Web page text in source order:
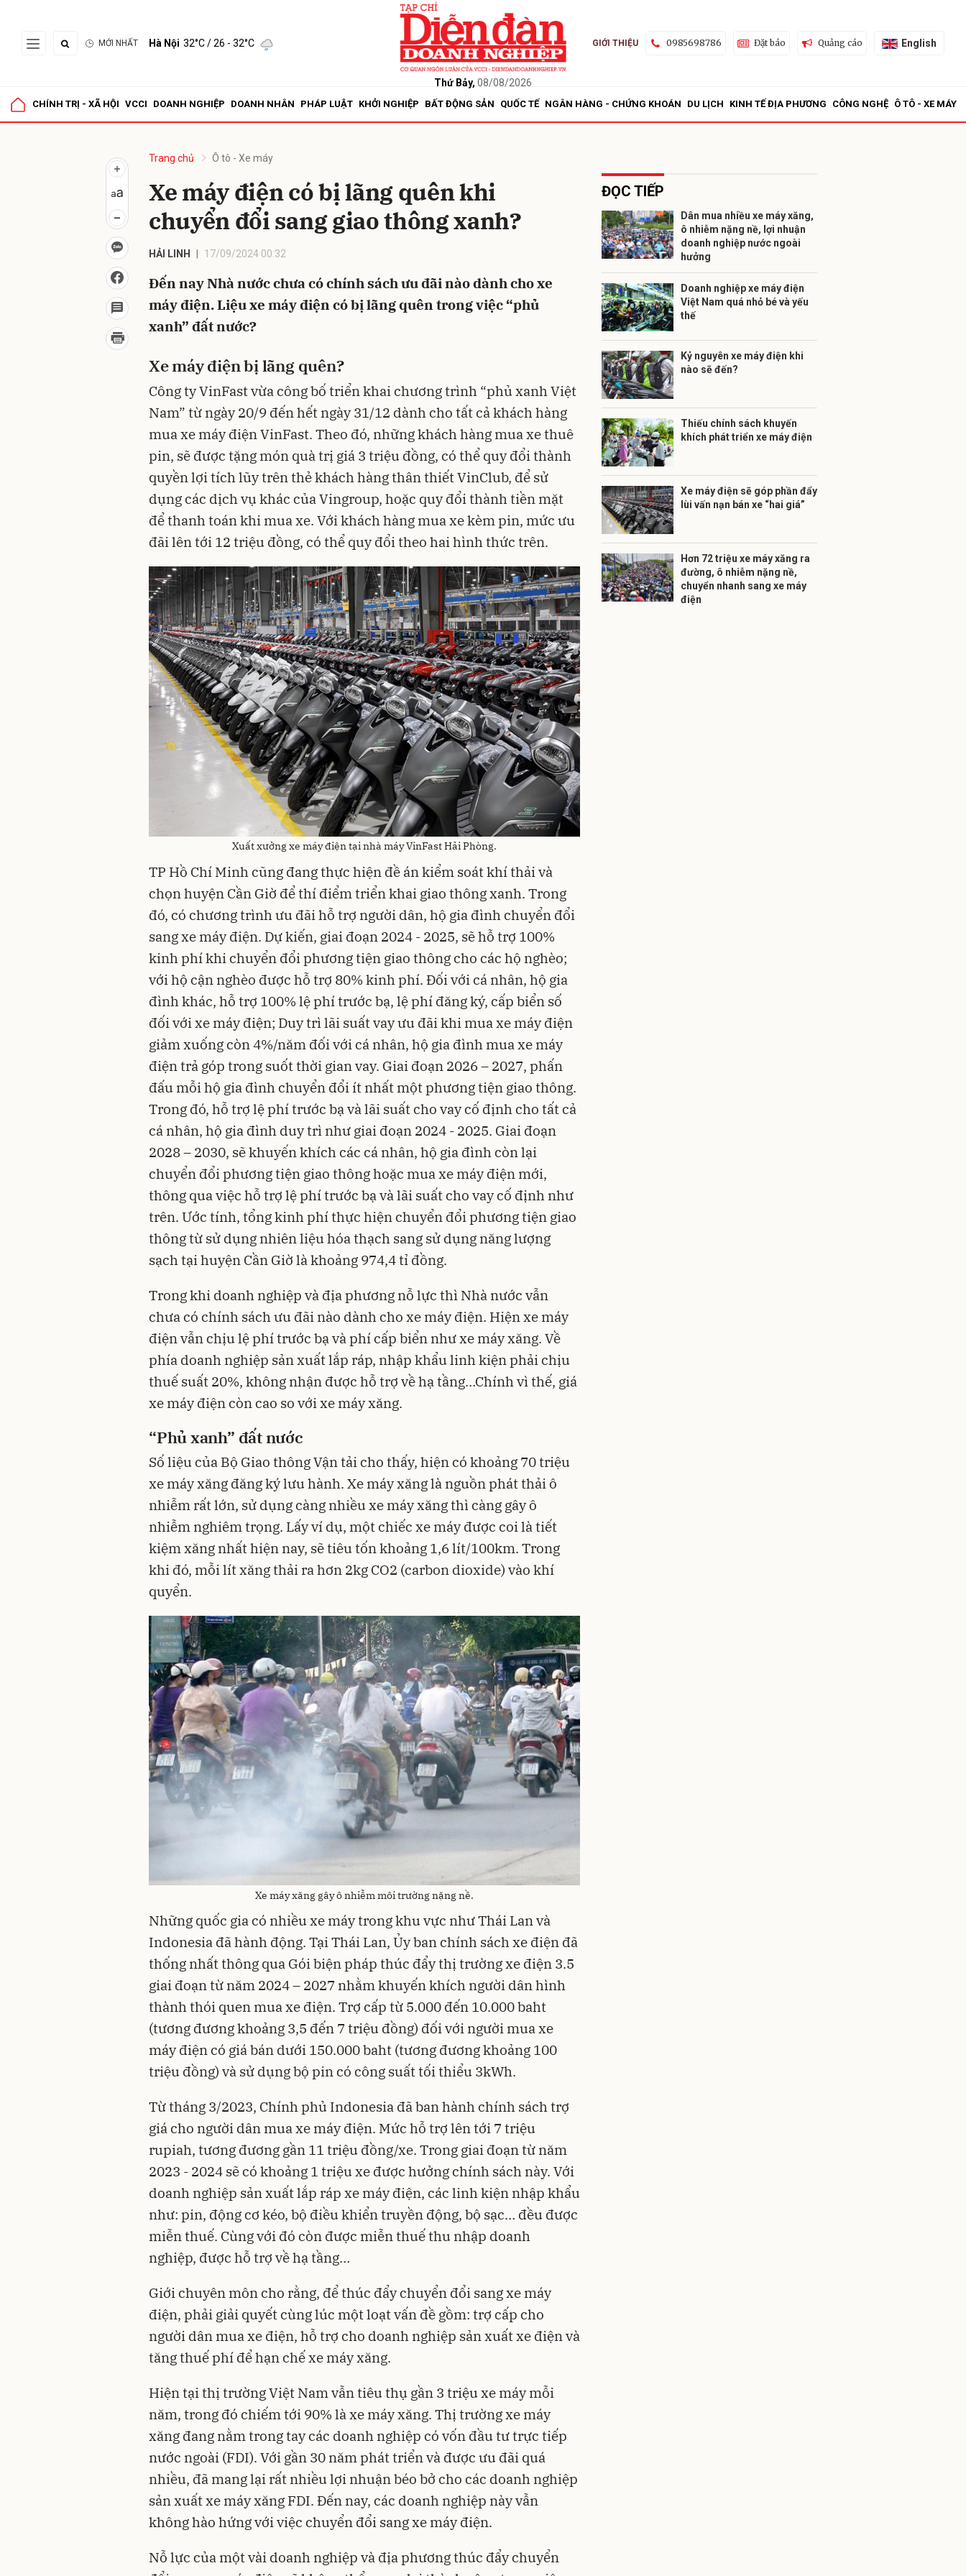
MỚI NHẤT Hà Nội 32°C/ 26 - 32°C
Thứ Bảy, 08/08/2026
GIỚI THIỆU 0985698786 Đặt báo Quảng cáo English
CHÍNH TRỊ - XÃ HỘI VCCI DOANH NGHIỆP DOANH NHÂN PHÁP LUẬT KHỞI NGHIỆP BẤT ĐỘNG SẢN QUỐC TẾ NGÂN HÀNG - CHỨNG KHOÁN DU LỊCH KINH TẾ ĐỊA PHƯƠNG CÔNG NGHỆ Ô TÔ - XE MÁY
Trang chủ Ô tô - Xe máy
Xe máy điện có bị lãng quên khi
chuyển đổi sang giao thông xanh?
HẢI LINH 17/09/2024 00:32
Đến nay Nhà nước chưa có chính sách ưu đãi nào dành cho xe
máy điện. Liệu xe máy điện có bị lãng quên trong việc “phủ
xanh” đất nước?
Xe máy điện bị lãng quên?
Công ty VinFast vừa công bố triển khai chương trình “phủ xanh Việt
Nam” từ ngày 20/9 đến hết ngày 31/12 dành cho tất cả khách hàng
mua xe máy điện VinFast. Theo đó, những khách hàng mua xe thuê
pin, sẽ được tặng món quà trị giá 3 triệu đồng, có thể quy đổi thành
quyền lợi tích lũy trên thẻ khách hàng thân thiết VinClub, để sử
dụng các dịch vụ khác của Vingroup, hoặc quy đổi thành tiền mặt
để thanh toán khi mua xe. Với khách hàng mua xe kèm pin, mức ưu
đãi lên tới 12 triệu đồng, có thể quy đổi theo hai hình thức trên.
Xuất xưởng xe máy điện tại nhà máy VinFast Hải Phòng.
TP Hồ Chí Minh cũng đang thực hiện đề án kiểm soát khí thải và
chọn huyện Cần Giờ để thí điểm triển khai giao thông xanh. Trong
đó, có chương trình ưu đãi hỗ trợ người dân, hộ gia đình chuyển đổi
sang xe máy điện. Dự kiến, giai đoạn 2024 - 2025, sẽ hỗ trợ 100%
kinh phí khi chuyển đổi phương tiện giao thông cho các hộ nghèo;
với hộ cận nghèo được hỗ trợ 80% kinh phí. Đối với cá nhân, hộ gia
đình khác, hỗ trợ 100% lệ phí trước bạ, lệ phí đăng ký, cấp biển số
đối với xe máy điện; Duy trì lãi suất vay ưu đãi khi mua xe máy điện
giảm xuống còn 4%/năm đối với cá nhân, hộ gia đình mua xe máy
điện trả góp trong suốt thời gian vay. Giai đoạn 2026 – 2027, phấn
đấu mỗi hộ gia đình chuyển đổi ít nhất một phương tiện giao thông.
Trong đó, hỗ trợ lệ phí trước bạ và lãi suất cho vay cố định cho tất cả
cá nhân, hộ gia đình duy trì như giai đoạn 2024 - 2025. Giai đoạn
2028 – 2030, sẽ khuyến khích các cá nhân, hộ gia đình còn lại
chuyển đổi phương tiện giao thông hoặc mua xe máy điện mới,
thông qua việc hỗ trợ lệ phí trước bạ và lãi suất cho vay cố định như
trên. Ước tính, tổng kinh phí thực hiện chuyển đổi phương tiện giao
thông từ sử dụng nhiên liệu hóa thạch sang sử dụng năng lượng
sạch tại huyện Cần Giờ là khoảng 974,4 tỉ đồng.
Trong khi doanh nghiệp và địa phương nỗ lực thì Nhà nước vẫn
chưa có chính sách ưu đãi nào dành cho xe máy điện. Hiện xe máy
điện vẫn chịu lệ phí trước bạ và phí cấp biển như xe máy xăng. Về
phía doanh nghiệp sản xuất lắp ráp, nhập khẩu linh kiện phải chịu
thuế suất 20%, không nhận được hỗ trợ về hạ tầng…Chính vì thế, giá
xe máy điện còn cao so với xe máy xăng.
“Phủ xanh” đất nước
Số liệu của Bộ Giao thông Vận tải cho thấy, hiện có khoảng 70 triệu
xe máy xăng đăng ký lưu hành. Xe máy xăng là nguồn phát thải ô
nhiễm rất lớn, sử dụng càng nhiều xe máy xăng thì càng gây ô
nhiễm nghiêm trọng. Lấy ví dụ, một chiếc xe máy được coi là tiết
kiệm xăng nhất hiện nay, sẽ tiêu tốn khoảng 1,6 lít/100km. Trong
khi đó, mỗi lít xăng thải ra hơn 2kg CO2 (carbon dioxide) vào khí
quyển.
Xe máy xăng gây ô nhiễm môi trường nặng nề.
Những quốc gia có nhiều xe máy trong khu vực như Thái Lan và
Indonesia đã hành động. Tại Thái Lan, Ủy ban chính sách xe điện đã
thống nhất thông qua Gói biện pháp thúc đẩy thị trường xe điện 3.5
giai đoạn từ năm 2024 – 2027 nhằm khuyến khích người dân hình
thành thói quen mua xe điện. Trợ cấp từ 5.000 đến 10.000 baht
(tương đương khoảng 3,5 đến 7 triệu đồng) đối với người mua xe
máy điện có giá bán dưới 150.000 baht (tương đương khoảng 100
triệu đồng) và sử dụng bộ pin có công suất tối thiểu 3kWh.
Từ tháng 3/2023, Chính phủ Indonesia đã ban hành chính sách trợ
giá cho người dân mua xe máy điện. Mức hỗ trợ lên tới 7 triệu
rupiah, tương đương gần 11 triệu đồng/xe. Trong giai đoạn từ năm
2023 - 2024 sẽ có khoảng 1 triệu xe được hưởng chính sách này. Với
doanh nghiệp sản xuất lắp ráp xe máy điện, các linh kiện nhập khẩu
như: pin, động cơ kéo, bộ điều khiển truyền động, bộ sạc… đều được
miễn thuế. Cùng với đó còn được miễn thuế thu nhập doanh
nghiệp, được hỗ trợ về hạ tầng…
Giới chuyên môn cho rằng, để thúc đẩy chuyển đổi sang xe máy
điện, phải giải quyết cùng lúc một loạt vấn đề gồm: trợ cấp cho
người dân mua xe điện, hỗ trợ cho doanh nghiệp sản xuất xe điện và
tăng thuế phí để hạn chế xe máy xăng.
Hiện tại thị trường Việt Nam vẫn tiêu thụ gần 3 triệu xe máy mỗi
năm, trong đó chiếm tới 90% là xe máy xăng. Thị trường xe máy
xăng đang nằm trong tay các doanh nghiệp có vốn đầu tư trực tiếp
nước ngoài (FDI). Với gần 30 năm phát triển và được ưu đãi quá
nhiều, đã mang lại rất nhiều lợi nhuận béo bở cho các doanh nghiệp
sản xuất xe máy xăng FDI. Đến nay, các doanh nghiệp này vẫn
không hào hứng với việc chuyển đổi sang xe máy điện.
Nỗ lực của một vài doanh nghiệp và địa phương thúc đẩy chuyển
ĐỌC TIẾP
Dân mua nhiều xe máy xăng,
ô nhiễm nặng nề, lợi nhuận
doanh nghiệp nước ngoài
hưởng
Doanh nghiệp xe máy điện
Việt Nam quá nhỏ bé và yếu
thế
Kỷ nguyên xe máy điện khi
nào sẽ đến?
Thiếu chính sách khuyến
khích phát triển xe máy điện
Xe máy điện sẽ góp phần đẩy
lùi vấn nạn bán xe “hai giá”
Hơn 72 triệu xe máy xăng ra
đường, ô nhiễm nặng nề,
chuyển nhanh sang xe máy
điện
Gửi